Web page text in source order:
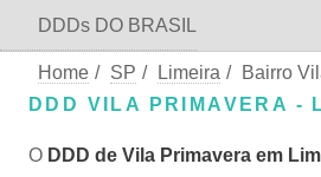
DDDs DO BRASIL
Home / SP / Limeira /
Bairro
DDD VILA PRIMAVERA -
O DDD de Vila Primavera em